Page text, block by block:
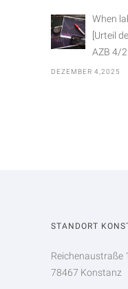
When
[Urteil
AZB 4/
DEZEMBER 4,2025
STANDORT
Reichenaustraße
78467 Konstanz